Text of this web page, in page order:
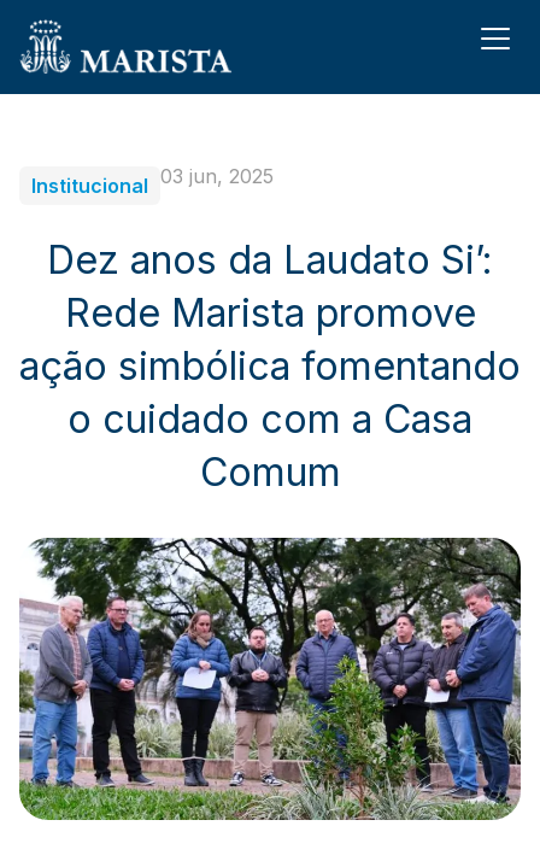
Institucional 03 jun, 2025
Dez anos da Laudato Si’:
Rede Marista promove
ação simbólica fomentando
o cuidado com a Casa
Comum